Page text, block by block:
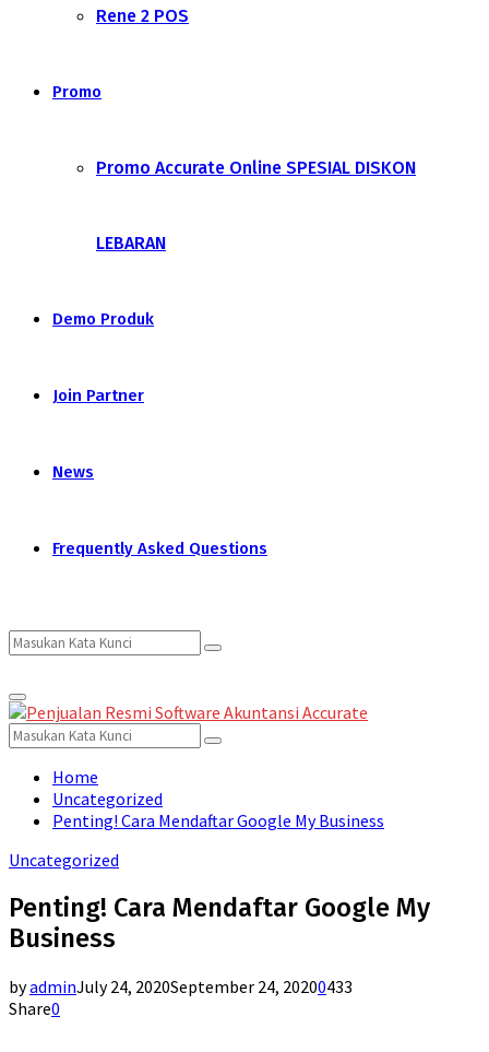
Rene 2 POS
Promo
Promo Accurate Online SPESIAL DISKON
LEBARAN
Demo Produk
Join Partner
News
Frequently Asked Questions
Search
for:
Search
Primary
Menu
Search
for:
Search
Home
Uncategorized
Penting! Cara Mendaftar Google My Business
Uncategorized
Penting! Cara Mendaftar Google My
Business
byadminJuly 24, 2020September 24, 20200433
Share0